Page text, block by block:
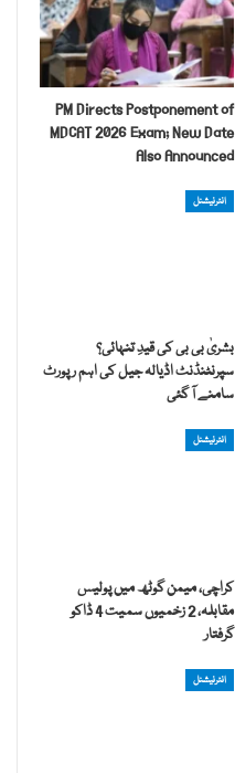
PM Directs Postponement of
MDCAT 2026 Exam; New Date
Also Announced
انٹرنیشنل
بشریٰ بی بی کی قیدِ تنہائی؟
سپرنٹنڈنٹ اڈیالہ جیل کی اہم رپورٹ
سامنے آ گئی
انٹرنیشنل
کراچی، میمن گوٹھ میں پولیس
مقابلہ، 2 زخمیوں سمیت 4 ڈاکو
گرفتار
انٹرنیشنل